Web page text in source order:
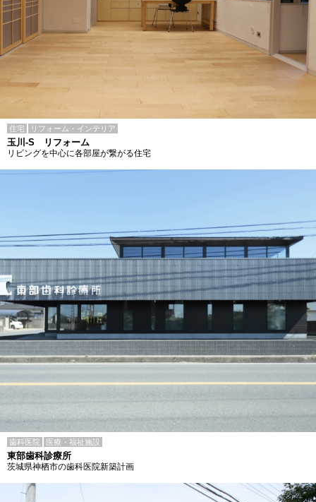
住宅 リフォーム・インテリア
玉川-S リフォーム
リビングを中心に各部屋が繋がる住宅
歯科医院 医療・福祉施設
東部歯科診療所
茨城県神栖市の歯科医院新築計画